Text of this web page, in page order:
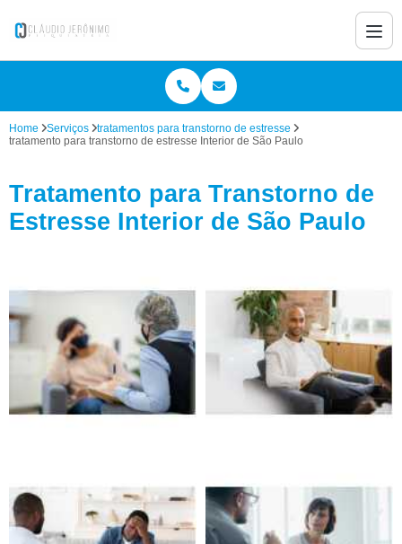
Home Serviços
tratamentos para transtorno de estresse
tratamento para transtorno de estresse Interior de São Paulo
Tratamento para Transtorno de
Estresse Interior de São Paulo